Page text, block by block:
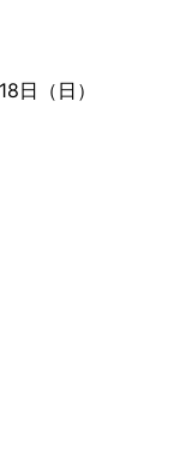
日（日）